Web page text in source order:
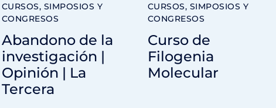
CURSOS, SIMPOSIOS Y
CONGRESOS
Abandono de la
investigación |
Opinión | La
Tercera
CURSOS, SIMPOSIOS Y
CONGRESOS
Curso de
Filogenia
Molecular